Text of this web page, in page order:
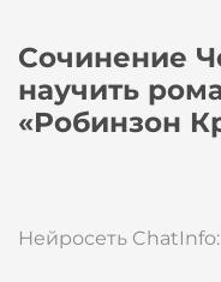
Сочинение
научить
«Робинзон
Нейросеть ChatInfo: